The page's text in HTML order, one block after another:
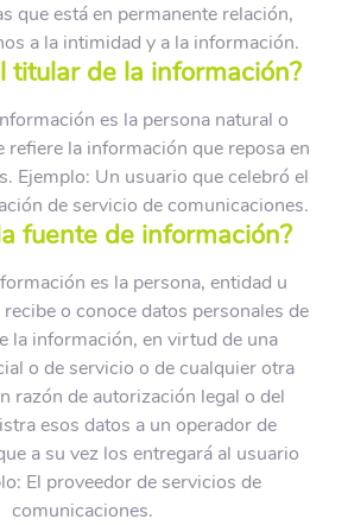
que está en permanente relación,
a la intimidad y a la información.
titular de la información?
es la persona natural o
refiere la información que reposa en
Ejemplo: Un usuario que celebró el
de servicio de comunicaciones.
fuente de información?
es la persona, entidad u
o conoce datos personales de
la información, en virtud de una
o de servicio o de cualquier otra
razón de autorización legal o del
esos datos a un operador de
a su vez los entregará al usuario
El proveedor de servicios de
comunicaciones.